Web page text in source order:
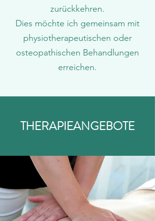
zurückkehren.
Dies möchte ich gemeinsam mit
physiotherapeutischen oder
osteopathischen Behandlungen
erreichen.
THERAPIEANGEBOTE